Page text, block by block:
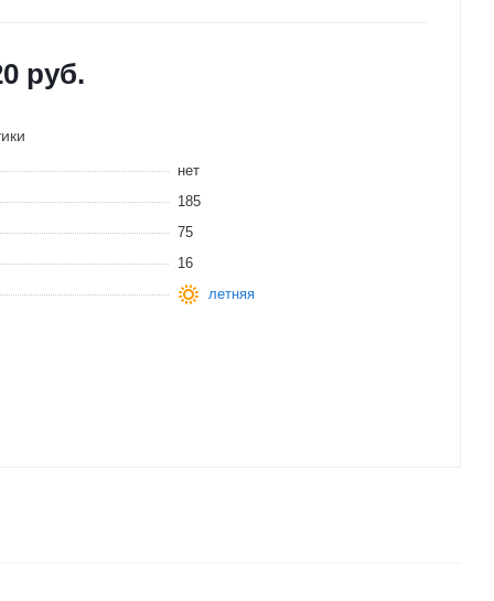
руб.
нет
185
75
16
летняя